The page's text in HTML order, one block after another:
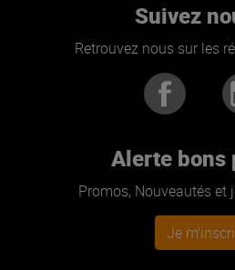
Suivez
Retrouvez nous sur les
Alerte bons
Promos, Nouveautés et
Je